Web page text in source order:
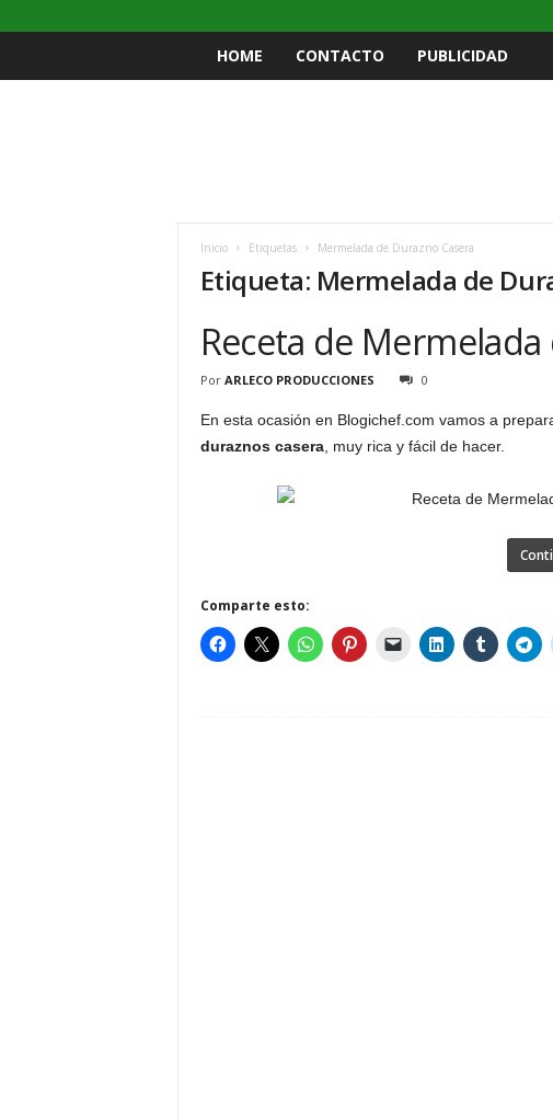
HOME CONTACTO PUBLICIDAD
Inicio Etiquetas Mermelada de Durazno Casera
Etiqueta: Mermelada de
Receta de
Por ARLECO PRODUCCIONES 0
En esta ocasión en Blogichef.com vamos a
duraznos casera, muy rica y fácil de hacer.
Comparte esto: